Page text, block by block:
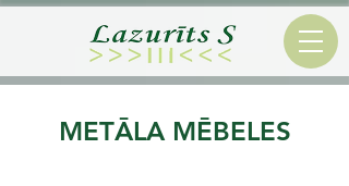
METĀLA MĒBELES